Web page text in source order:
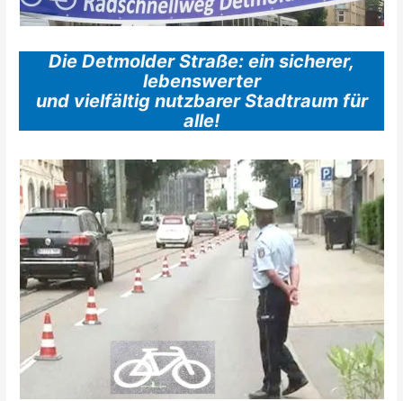
Die Detmolder Straße: ein sicherer,
lebenswerter
und vielfältig nutzbarer Stadtraum für
alle!